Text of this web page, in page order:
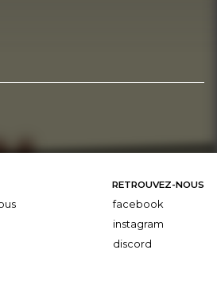
RETROUVEZ-NOUS
facebook
instagram
discord